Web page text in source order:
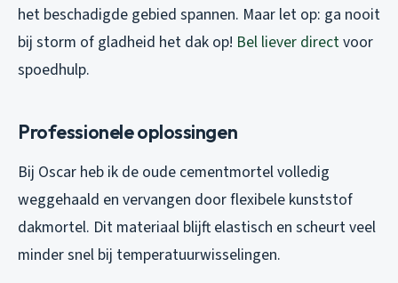
het beschadigde gebied spannen. Maar let op: ga nooit
bij storm of gladheid het dak op! Bel liever directvoor
spoedhulp.
Professionele oplossingen
Bij Oscar heb ik de oude cementmortel volledig
weggehaald en vervangen door flexibele kunststof
dakmortel. Dit materiaal blijft elastisch en scheurt veel
minder snel bij temperatuurwisselingen.